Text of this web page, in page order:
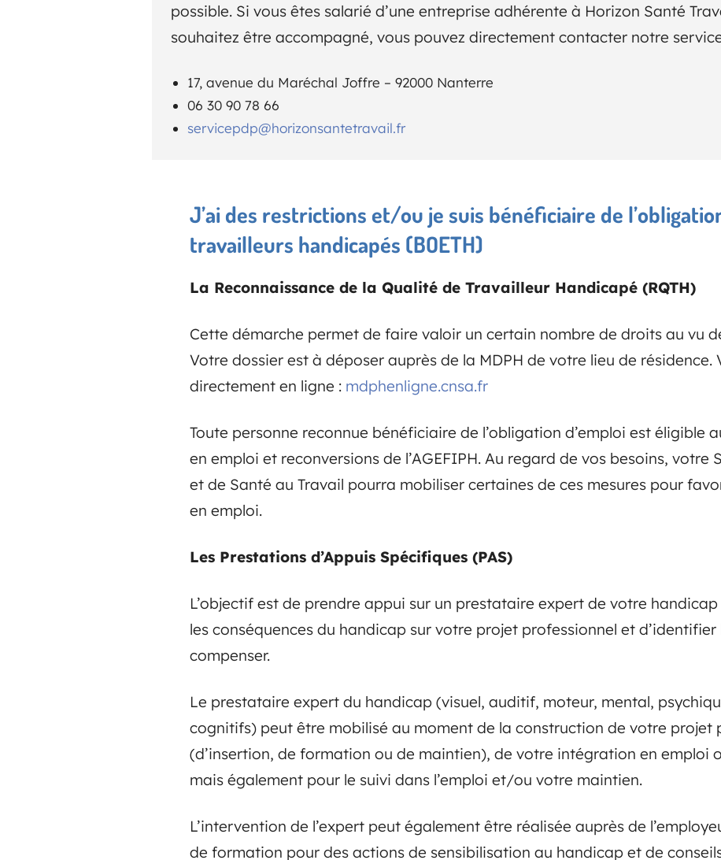
possible. Si vous êtes salarié d’une entreprise adhérente à Horizon Santé
souhaitez être accompagné, vous pouvez directement contacter notre
17, avenue du Maréchal Joffre – 92000 Nanterre
06 30 90 78 66
servicepdp@horizonsantetravail.fr
J’ai des restrictions et/ou je suis bénéficiaire de
travailleurs handicapés (BOETH)
La Reconnaissance de la Qualité de Travailleur Handicapé (RQTH)
Cette démarche permet de faire valoir un certain nombre de droits au vu
Votre dossier est à déposer auprès de la MDPH de votre lieu de résidence.
directement en ligne : mdphenligne.cnsa.fr
Toute personne reconnue bénéficiaire de l’obligation d’emploi est éligible
en emploi et reconversions de l’AGEFIPH. Au regard de vos besoins, votre
et de Santé au Travail pourra mobiliser certaines de ces mesures pour
en emploi.
Les Prestations d’Appuis Spécifiques (PAS)
L’objectif est de prendre appui sur un prestataire expert de votre
les conséquences du handicap sur votre projet professionnel et d’identifier
compenser.
Le prestataire expert du handicap (visuel, auditif, moteur, mental,
cognitifs) peut être mobilisé au moment de la construction de votre projet
(d’insertion, de formation ou de maintien), de votre intégration en emploi
mais également pour le suivi dans l’emploi et/ou votre maintien.
L’intervention de l’expert peut également être réalisée auprès de
de formation pour des actions de sensibilisation au handicap et de